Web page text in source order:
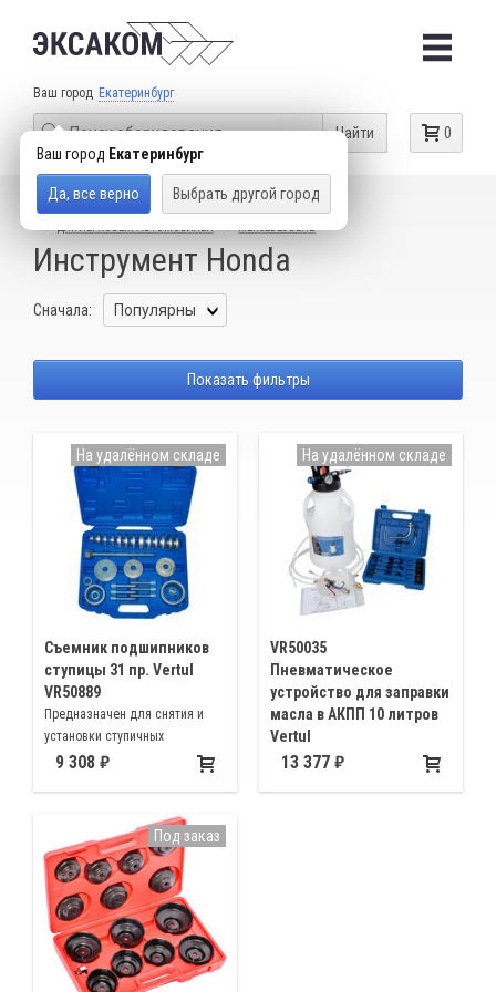
Ваш город Екатеринбург
Ваш город Екатеринбург
Да, все верно Выбрать другой город
0
Найти
КАТАЛОГ ТОВАРОВ
СПЕЦИАЛЬНЫЙ ИНСТРУМЕНТ
Сначала:
Инструмент Honda
Показать фильтры
Съемник подшипников
ступицы 31 пр. Vertul
VR50889
Предназначен для снятия и
установки ступичных
подшипников и ступиц колес
Citroen, Renault, Ford, Honda,
Mazda, Mitsubishi, Toyota,
Nissan, Austin Maestro
9 308
На удалённом складе
VR50035
Пневматическое
устройство для заправки
масла в АКПП 10 литров
Vertul
Применяется для заправки
13 377
На удалённом складе
Под заказ